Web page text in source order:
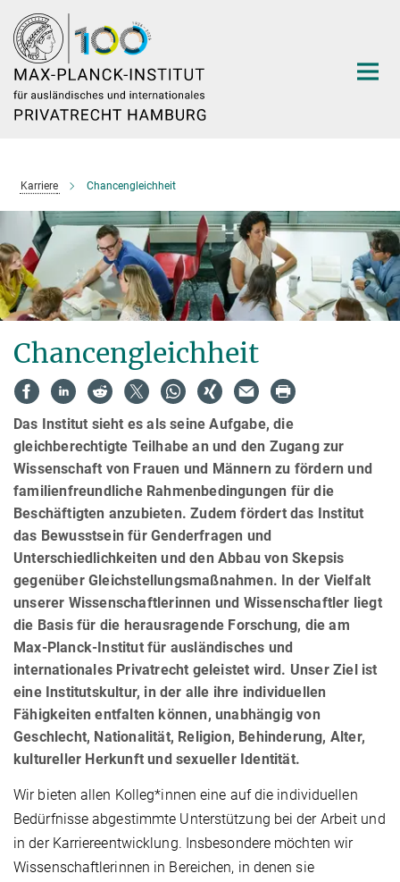
Hauptinhalt
Karriere Chancengleichheit
Chancengleichheit
Das Institut sieht es als seine Aufgabe, die
gleichberechtigte Teilhabe an und den Zugang zur
Wissenschaft von Frauen und Männern zu fördern und
familienfreundliche Rahmenbedingungen für die
Beschäftigten anzubieten. Zudem fördert das Institut
das Bewusstsein für Genderfragen und
Unterschiedlichkeiten und den Abbau von Skepsis
gegenüber Gleichstellungsmaßnahmen. In der Vielfalt
unserer Wissenschaftlerinnen und Wissenschaftler liegt
die Basis für die herausragende Forschung, die am
Max-Planck-Institut für ausländisches und
internationales Privatrecht geleistet wird. Unser Ziel ist
eine Institutskultur, in der alle ihre individuellen
Fähigkeiten entfalten können, unabhängig von
Geschlecht, Nationalität, Religion, Behinderung, Alter,
kultureller Herkunft und sexueller Identität.
Wir bieten allen Kolleg*innen eine auf die individuellen
Bedürfnisse abgestimmte Unterstützung bei der Arbeit und
in der Karriereentwicklung. Insbesondere möchten wir
Wissenschaftlerinnen in Bereichen, in denen sie